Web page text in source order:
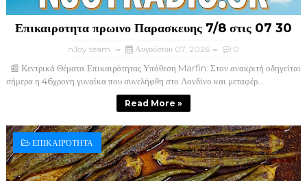
Επικαιροτητα πρωινο Παρασκευης 7/8 στις 07 30
nJoy team Αυγούστου 07, 2026 0
📰 Κεντρικά Θέματα Επικαιρότητας Υπόθεση Marfin: Στον ανακριτή οδηγείται
σήμερα η 46χρονη γυναίκα που συνελήφθη στο Λονδίνο και μεταφέρ...
Read More »
ΕΠΙΚΑΙΡΌΤΗΤΑ